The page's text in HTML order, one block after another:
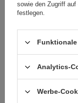
Das
eine
sowie den Zugriff
festlegen.
Analytics-
Werbe-